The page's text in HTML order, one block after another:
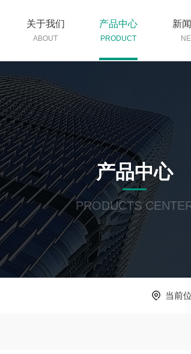
关于我们
ABOUT
产品中心
PRODUCT
新
产品中心
PRODUCTS
当前